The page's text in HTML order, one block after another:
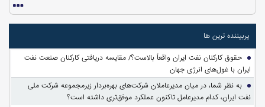
پربیننده ترین ها
حقوق کارکنان نفت ایران واقعاً بالاست؟/ مقایسه دریافتی کارکنان صنعت نفت
ایران با غول‌های انرژی جهان
به نظر شما، در میان مدیرعاملان شرکت‌های بهره‌بردار زیرمجموعه شرکت ملی
نفت ایران، کدام مدیرعامل تاکنون عملکرد موفق‌تری داشته است؟